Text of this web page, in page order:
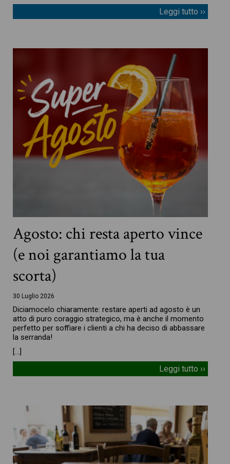
Leggi tutto ››
Agosto: chi resta aperto vince
(e noi garantiamo la tua
scorta)
30 Luglio 2026
Diciamocelo chiaramente: restare aperti ad agosto è un
atto di puro coraggio strategico, ma è anche il momento
perfetto per soffiare i clienti a chi ha deciso di abbassare
la serranda!
[…]
Leggi tutto ››